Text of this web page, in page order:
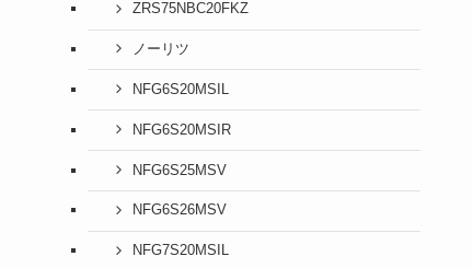
ZRS75NBC20FKZ
ノーリツ
NFG6S20MSIL
NFG6S20MSIR
NFG6S25MSV
NFG6S26MSV
NFG7S20MSIL